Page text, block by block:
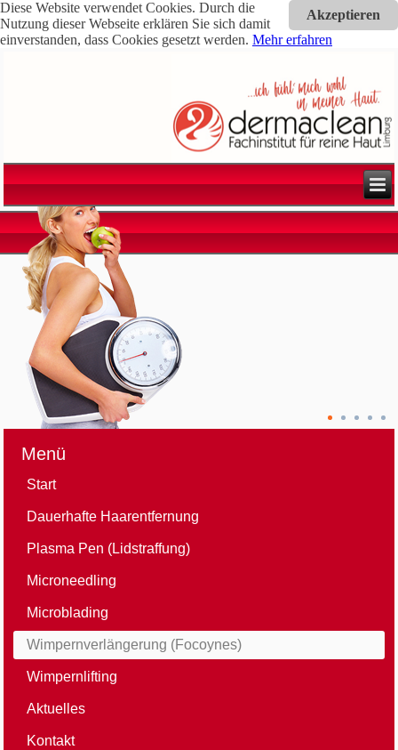
Akzeptieren
Diese Website verwendet Cookies. Durch die
Nutzung dieser Webseite erklären Sie sich damit
einverstanden, dass Cookies gesetzt werden. Mehr erfahren
Menü
Start
Dauerhafte Haarentfernung
Plasma Pen (Lidstraffung)
Microneedling
Microblading
Wimpernverlängerung (Focoynes)
Wimpernlifting
Aktuelles
Kontakt